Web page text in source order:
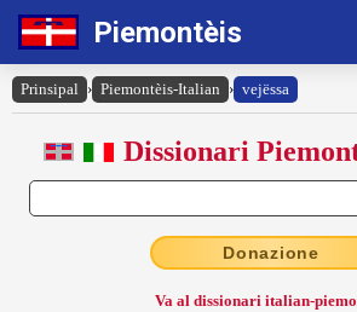
Piemontèis
Prinsipal › Piemontèis-Italian › vejëssa
Dissionari
Donazione
Va al dissionari italian-